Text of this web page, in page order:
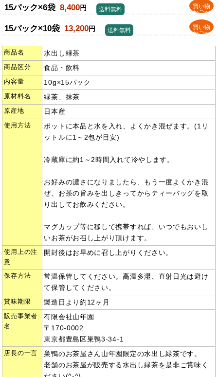
15パック×6袋 8,400円
買い物
かごへ
送料無料
15パック×10袋 13,200円
買い物
かごへ
送料無料
商品名 水出し緑茶
商品区分 食品・飲料
内容量 10g×15パック
原材料名 緑茶、抹茶
原産地 日本産
使用方法
ポットに本品と水を入れ、よくかき混ぜます。(1リ
ットルに1～2包が目安)
冷蔵庫に約1～2時間入れて冷やします。
お好みの濃さになりましたら、もう一度よくかき混
ぜ、お茶の旨みを出しきってからティーバッグを取
り出してお飲みください。
マグカップ等に移して携帯すれば、いつでもおいし
いお茶がお召し上がり頂けます。
使用上の注
意
開封後はお早めに召し上がりください。
保存方法
常温保管してください。高温多湿、直射日光は避け
て保管してください。
賞味期限 製造日より約12ヶ月
販売事業者
名
有限会社山年園
〒170-0002
東京都豊島区巣鴨3-34-1
店長の一言
巣鴨のお茶屋さん山年園限定の水出し緑茶です。
老舗のお茶屋が販売する水出し緑茶を是非ご賞味く